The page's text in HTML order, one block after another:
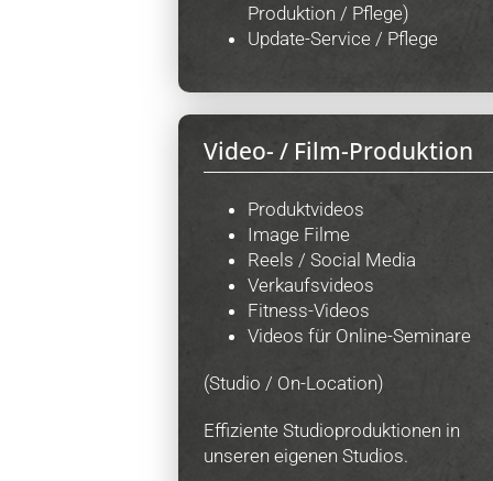
Produktion / Pflege)
Update-Service / Pflege
Video- / Film-Produktion
Produktvideos
Image Filme
Reels / Social Media
Verkaufsvideos
Fitness-Videos
Videos für Online-Seminare
(Studio / On-Location)
Effiziente Studioproduktionen in
unseren eigenen Studios.